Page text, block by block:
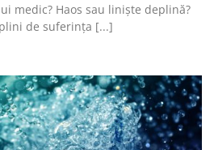
medic? Haos sau liniște deplină?
de suferința [...]